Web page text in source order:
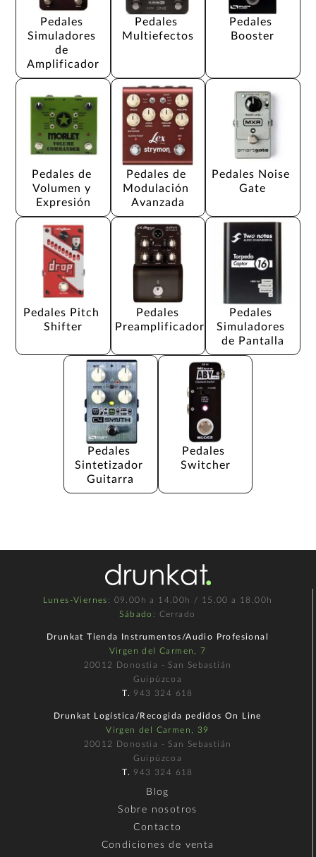
Pedales
Simuladores
de
Amplificador
Pedales
Multiefectos
Pedales
Booster
Pedales de
Volumen y
Expresión
Pedales de
Modulación
Avanzada
Pedales Noise
Gate
Pedales Pitch
Shifter
Pedales
Preamplificador
Pedales
Simuladores
de Pantalla
Pedales
Sintetizador
Guitarra
Pedales
Switcher
Lunes-Viernes : 09.00h a 14.00h / 15.00 a 18.00h
Sábado : Cerrado
Drunkat Tienda Instrumentos/Audio Profesional
Virgen del Carmen, 7
20012 Donostia - San Sebastián
Guipúzcoa
T. 943 324 618
Drunkat Logística/Recogida pedidos On Line
Virgen del Carmen, 39
20012 Donostia - San Sebastián
Guipúzcoa
T. 943 324 618
Blog
Sobre nosotros
Contacto
Condiciones de venta